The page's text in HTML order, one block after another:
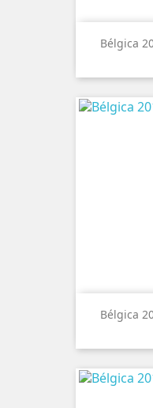
Bélgica
Bélgica